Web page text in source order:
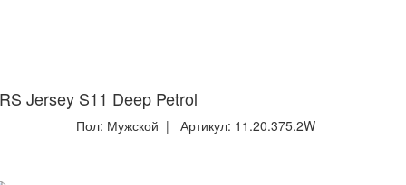
Jersey S11 Deep Petrol
Пол: Мужской | Артикул: 11.20.375.2W